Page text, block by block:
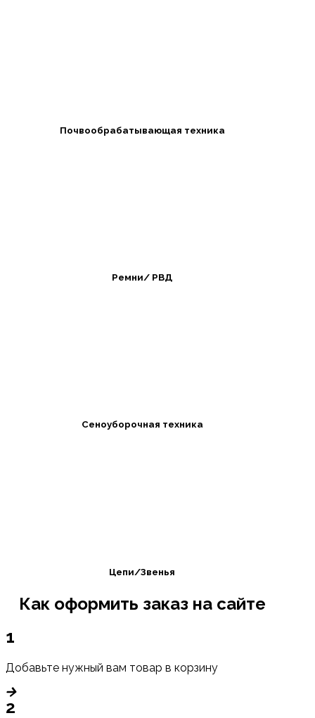
Почвообрабатывающая техника
Ремни/ РВД
Сеноуборочная техника
Цепи/Звенья
Как оформить заказ на сайте
1
Добавьте нужный вам товар в корзину
2